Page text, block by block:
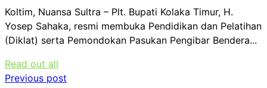
Koltim, Nuansa Sultra – Plt. Bupati Kolaka Timur, H.
Yosep Sahaka, resmi membuka Pendidikan dan Pelatihan
(Diklat) serta Pemondokan Pasukan Pengibar Bendera...
Read out all
Navigasi
Previous post